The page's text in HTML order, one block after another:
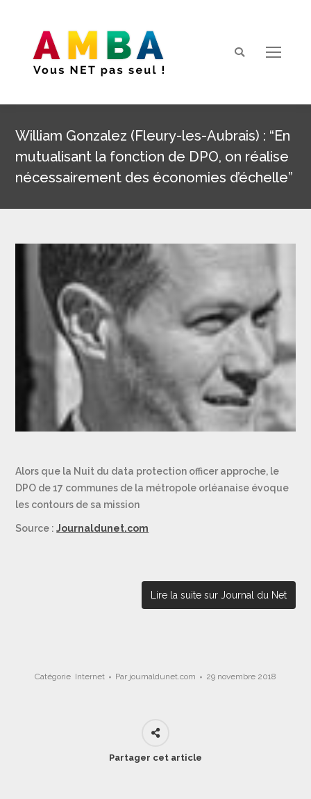
Search:
William Gonzalez (Fleury-les-Aubrais) : “En
mutualisant la fonction de DPO, on réalise
nécessairement des économies d’échelle”
Alors que la Nuit du data protection officer approche, le
DPO de 17 communes de la métropole orléanaise évoque
les contours de sa mission
Source :Journaldunet.com
Lire la suite sur Journal du Net
Catégorie Internet Par journaldunet.com 29 novembre 2018
Partager cet article